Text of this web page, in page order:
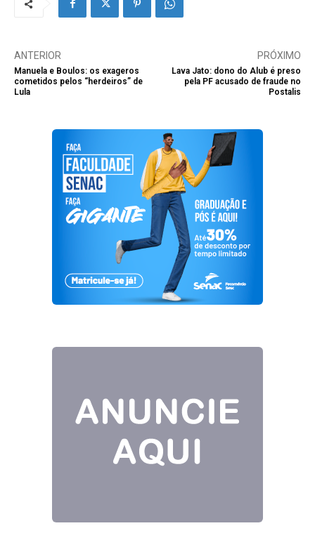
ANTERIOR
Manuela e Boulos: os exageros
cometidos pelos “herdeiros” de
Lula
PRÓXIMO
Lava Jato: dono do Alub é preso
pela PF acusado de fraude no
Postalis